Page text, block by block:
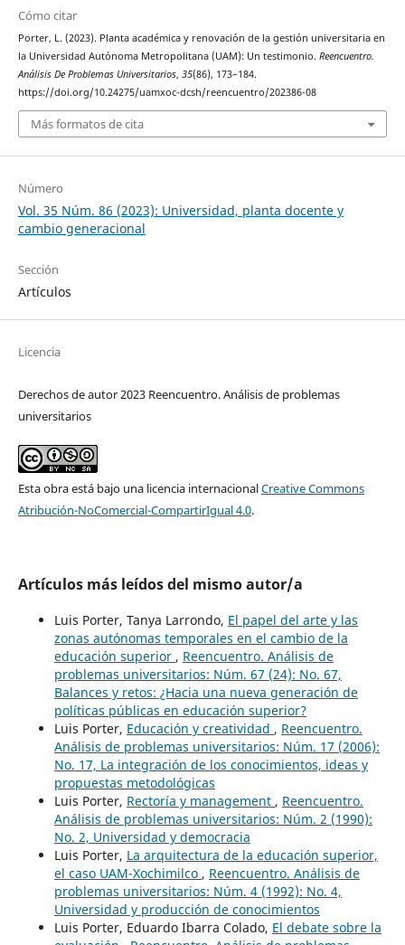
Cómo citar
Porter, L. (2023). Planta académica y renovación de la gestión universitaria en
la Universidad Autónoma Metropolitana (UAM): Un testimonio. Reencuentro.
Análisis De Problemas Universitarios, 35(86), 173–184.
https://doi.org/10.24275/uamxoc-dcsh/reencuentro/202386-08
Más formatos de cita
Número
Vol. 35 Núm. 86 (2023): Universidad, planta docente y
cambio generacional
Sección
Artículos
Licencia
Derechos de autor 2023 Reencuentro. Análisis de problemas
universitarios
Esta obra está bajo una licencia internacionalCreative Commons
Atribución-NoComercial-CompartirIgual 4.0.
Artículos más leídos del mismo autor/a
Luis Porter, Tanya Larrondo, El papel del arte y las
zonas autónomas temporales en el cambio de la
educación superior , Reencuentro. Análisis de
problemas universitarios: Núm. 67 (24): No. 67,
Balances y retos: ¿Hacia una nueva generación de
políticas públicas en educación superior?
Luis Porter, Educación y creatividad , Reencuentro.
Análisis de problemas universitarios: Núm. 17 (2006):
No. 17, La integración de los conocimientos, ideas y
propuestas metodológicas
Luis Porter, Rectoría y management , Reencuentro.
Análisis de problemas universitarios: Núm. 2 (1990):
No. 2, Universidad y democracia
Luis Porter, La arquitectura de la educación superior,
el caso UAM-Xochimilco , Reencuentro. Análisis de
problemas universitarios: Núm. 4 (1992): No. 4,
Universidad y producción de conocimientos
Luis Porter, Eduardo Ibarra Colado, El debate sobre la